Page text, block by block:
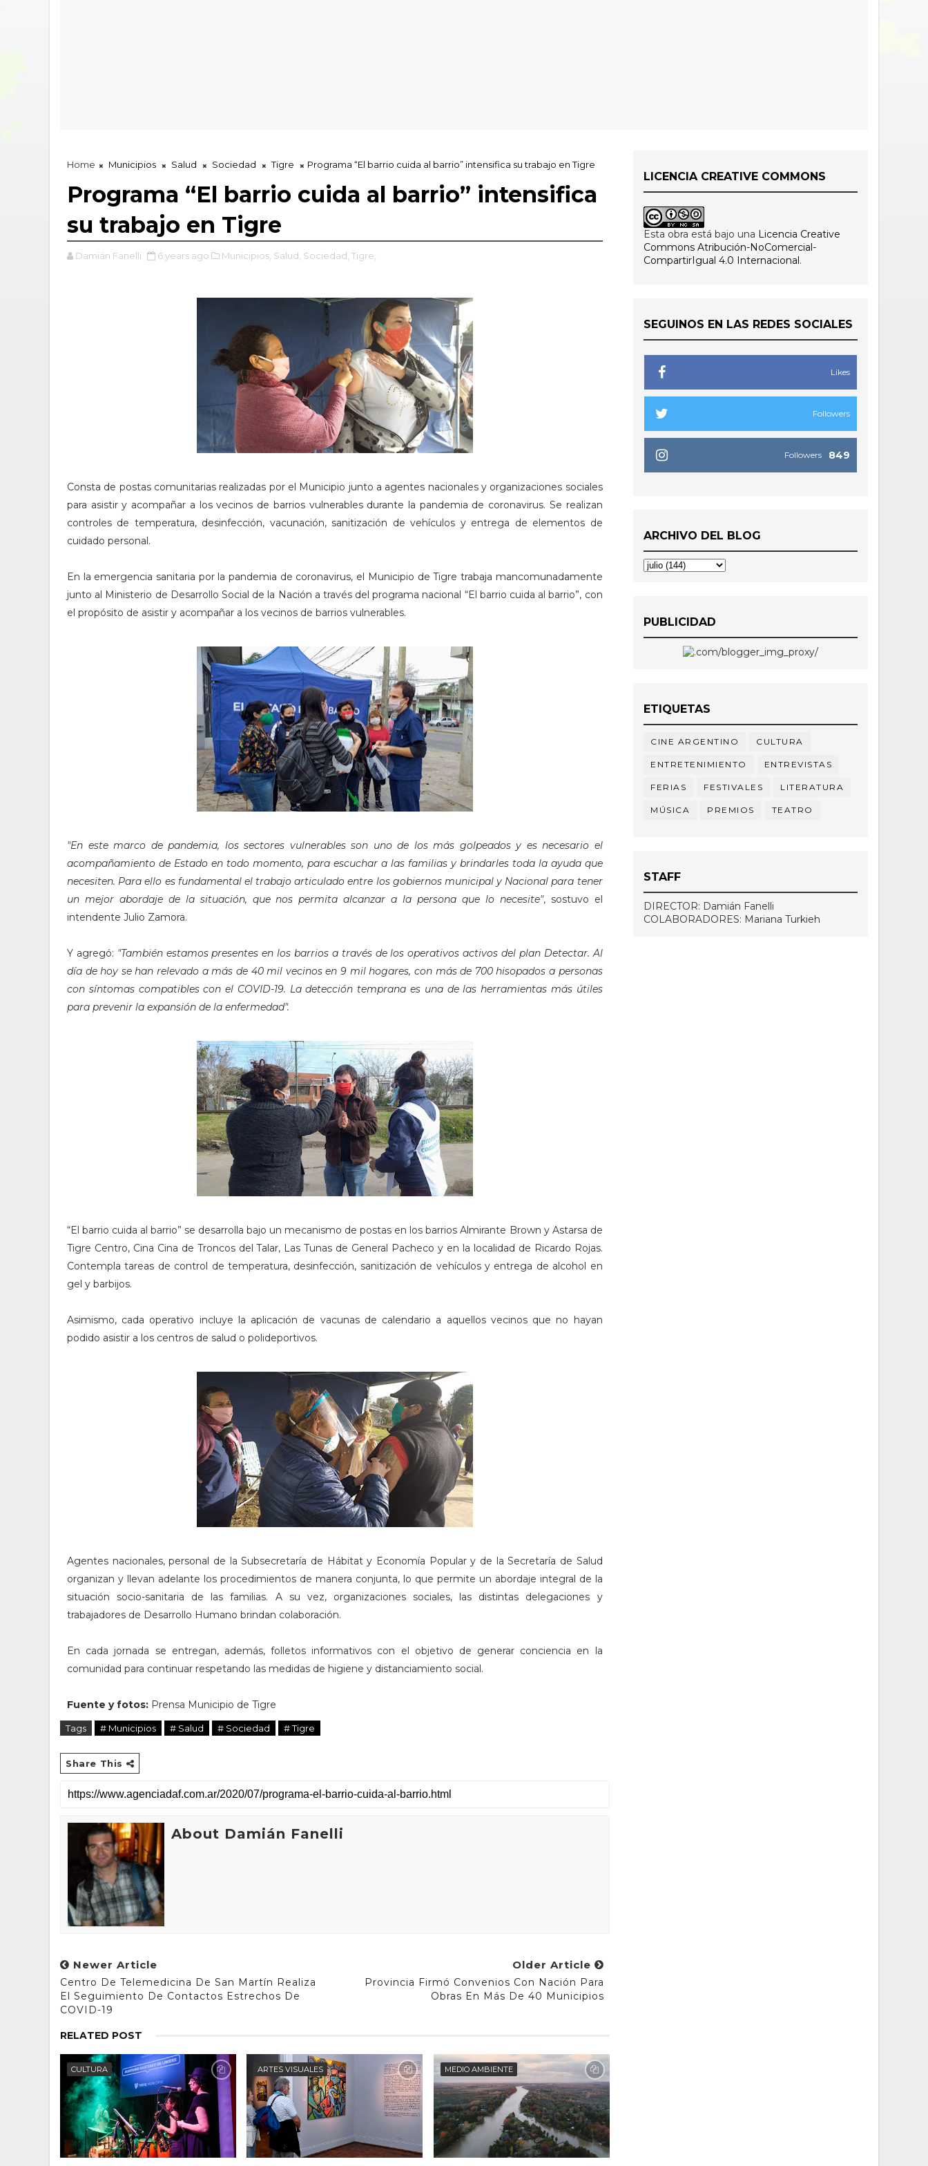
Home Municipios Salud Sociedad Tigre Programa “El barrio cuida al barrio” intensifica su trabajo en Tigre
Programa “El barrio cuida al barrio” intensifica
su trabajo en Tigre
Damián Fanelli 6 years ago Municipios, Salud, Sociedad, Tigre,
Consta de postas comunitarias realizadas por el Municipio junto a agentes nacionales y organizaciones sociales
para asistir y acompañar a los vecinos de barrios vulnerables durante la pandemia de coronavirus. Se realizan
controles de temperatura, desinfección, vacunación, sanitización de vehículos y entrega de elementos de
cuidado personal.
En la emergencia sanitaria por la pandemia de coronavirus, el Municipio de Tigre trabaja mancomunadamente
junto al Ministerio de Desarrollo Social de la Nación a través del programa nacional “El barrio cuida al barrio”, con
el propósito de asistir y acompañar a los vecinos de barrios vulnerables.
"En este marco de pandemia, los sectores vulnerables son uno de los más golpeados y es necesario el
acompañamiento de Estado en todo momento, para escuchar a las familias y brindarles toda la ayuda que
necesiten. Para ello es fundamental el trabajo articulado entre los gobiernos municipal y Nacional para tener
un mejor abordaje de la situación, que nos permita alcanzar a la persona que lo necesite", sostuvo el
intendente Julio Zamora.
Y agregó: "También estamos presentes en los barrios a través de los operativos activos del plan Detectar. Al
día de hoy se han relevado a más de 40 mil vecinos en 9 mil hogares, con más de 700 hisopados a personas
con síntomas compatibles con el COVID-19. La detección temprana es una de las herramientas más útiles
para prevenir la expansión de la enfermedad".
“El barrio cuida al barrio” se desarrolla bajo un mecanismo de postas en los barrios Almirante Brown y Astarsa de
Tigre Centro, Cina Cina de Troncos del Talar, Las Tunas de General Pacheco y en la localidad de Ricardo Rojas.
Contempla tareas de control de temperatura, desinfección, sanitización de vehículos y entrega de alcohol en
gel y barbijos.
Asimismo, cada operativo incluye la aplicación de vacunas de calendario a aquellos vecinos que no hayan
podido asistir a los centros de salud o polideportivos.
Agentes nacionales, personal de la Subsecretaría de Hábitat y Economía Popular y de la Secretaría de Salud
organizan y llevan adelante los procedimientos de manera conjunta, lo que permite un abordaje integral de la
situación socio-sanitaria de las familias. A su vez, organizaciones sociales, las distintas delegaciones y
trabajadores de Desarrollo Humano brindan colaboración.
En cada jornada se entregan, además, folletos informativos con el objetivo de generar conciencia en la
comunidad para continuar respetando las medidas de higiene y distanciamiento social.
Fuente y fotos: Prensa Municipio de Tigre
Tags # Municipios # Salud # Sociedad # Tigre
Share This
About Damián Fanelli
Newer Article
Centro De Telemedicina De San Martín Realiza
El Seguimiento De Contactos Estrechos De
COVID-19
Older Article
Provincia Firmó Convenios Con Nación Para
Obras En Más De 40 Municipios
RELATED POST
CULTURA ARTES VISUALES MEDIO AMBIENTE
LICENCIA CREATIVE COMMONS
Esta obra está bajo una Licencia Creative
Commons Atribución-NoComercial-
CompartirIgual 4.0 Internacional.
SEGUINOS EN LAS REDES SOCIALES
Likes
Followers
849
Followers
ARCHIVO DEL BLOG
PUBLICIDAD
ETIQUETAS
CINE ARGENTINO CULTURA
ENTRETENIMIENTO ENTREVISTAS
FERIAS FESTIVALES LITERATURA
MÚSICA PREMIOS TEATRO
STAFF
DIRECTOR: Damián Fanelli
COLABORADORES: Mariana Turkieh